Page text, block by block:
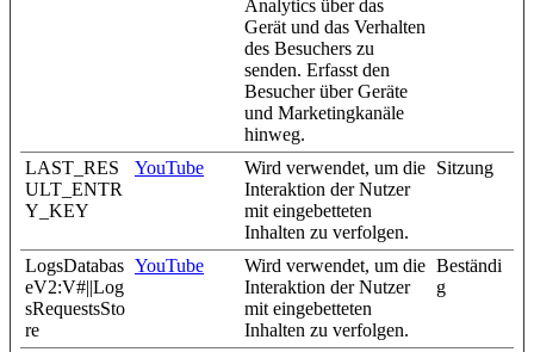
Analytics über das
Gerät und das Verhalten
des Besuchers zu
senden. Erfasst den
Besucher über Geräte
und Marketingkanäle
hinweg.
LAST_RES
ULT_ENTR
Y_KEY
YouTube
Wird verwendet, um die
Interaktion der Nutzer
mit eingebetteten
Inhalten zu verfolgen.
Sitzung
LogsDatabas
eV2:V#||Log
sRequestsSto
re
YouTube
Wird verwendet, um die
Interaktion der Nutzer
mit eingebetteten
Inhalten zu verfolgen.
Beständi
g